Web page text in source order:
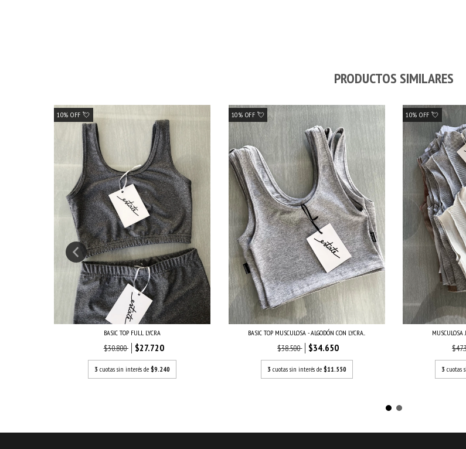
PRODUCTOS SIMILARES
10% OFF 💘
BASIC TOP FULL LYCRA
$30.800 $27.720
3 cuotas sin interés de$9.240
10% OFF 💘
BASIC TOP MUSCULOSA - ALGODÓN CON LYCRA...
$38.500 $34.650
3 cuotas sin interés de $11.550
10% OFF 💘
MUSCULOSA
3 cuotas